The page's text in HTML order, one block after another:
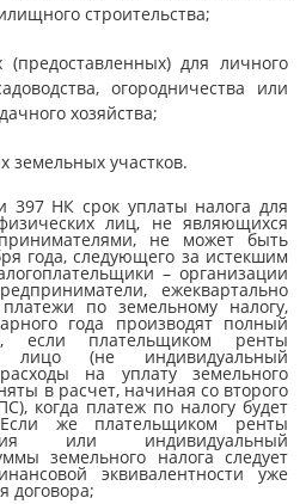
строительства;
для личного
огородничества или
хозяйства;
земельных участков.
397 НК срок уплаты налога для
лиц, не являющихся
не может быть
года, следующего за истекшим
– организации
ежеквартально
по земельному налогу,
года производят полный
если плательщиком ренты
лицо (не индивидуальный
на уплату земельного
в расчет, начиная со второго
когда платеж по налогу будет
же плательщиком ренты
или индивидуальный
земельного налога следует
эквивалентности уже
договора;